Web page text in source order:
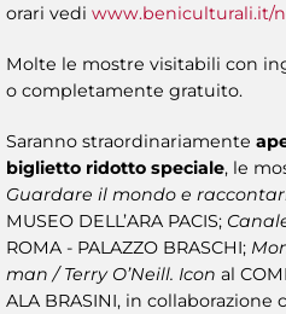
orari vedi www.beniculturali.it/
Molte le mostre visitabili con
o completamente gratuito.
Saranno straordinariamente
biglietto ridotto speciale, le
Guardare il mondo e
MUSEO DELL’ARA PACIS;
ROMA - PALAZZO BRASCHI;
man / Terry O’Neill. Icon al
ALA BRASINI, in